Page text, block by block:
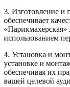
3. Изготовление и
обеспечивает
использованием
4. Установка и
установке и
обеспечивая их
вашей целевой